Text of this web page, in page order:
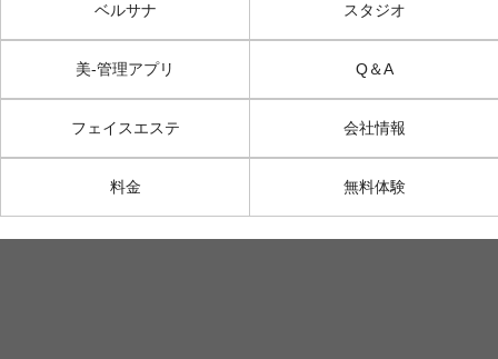
ベルサナ スタジオ
美-管理アプリ Q＆A
フェイスエステ 会社情報
料金 無料体験